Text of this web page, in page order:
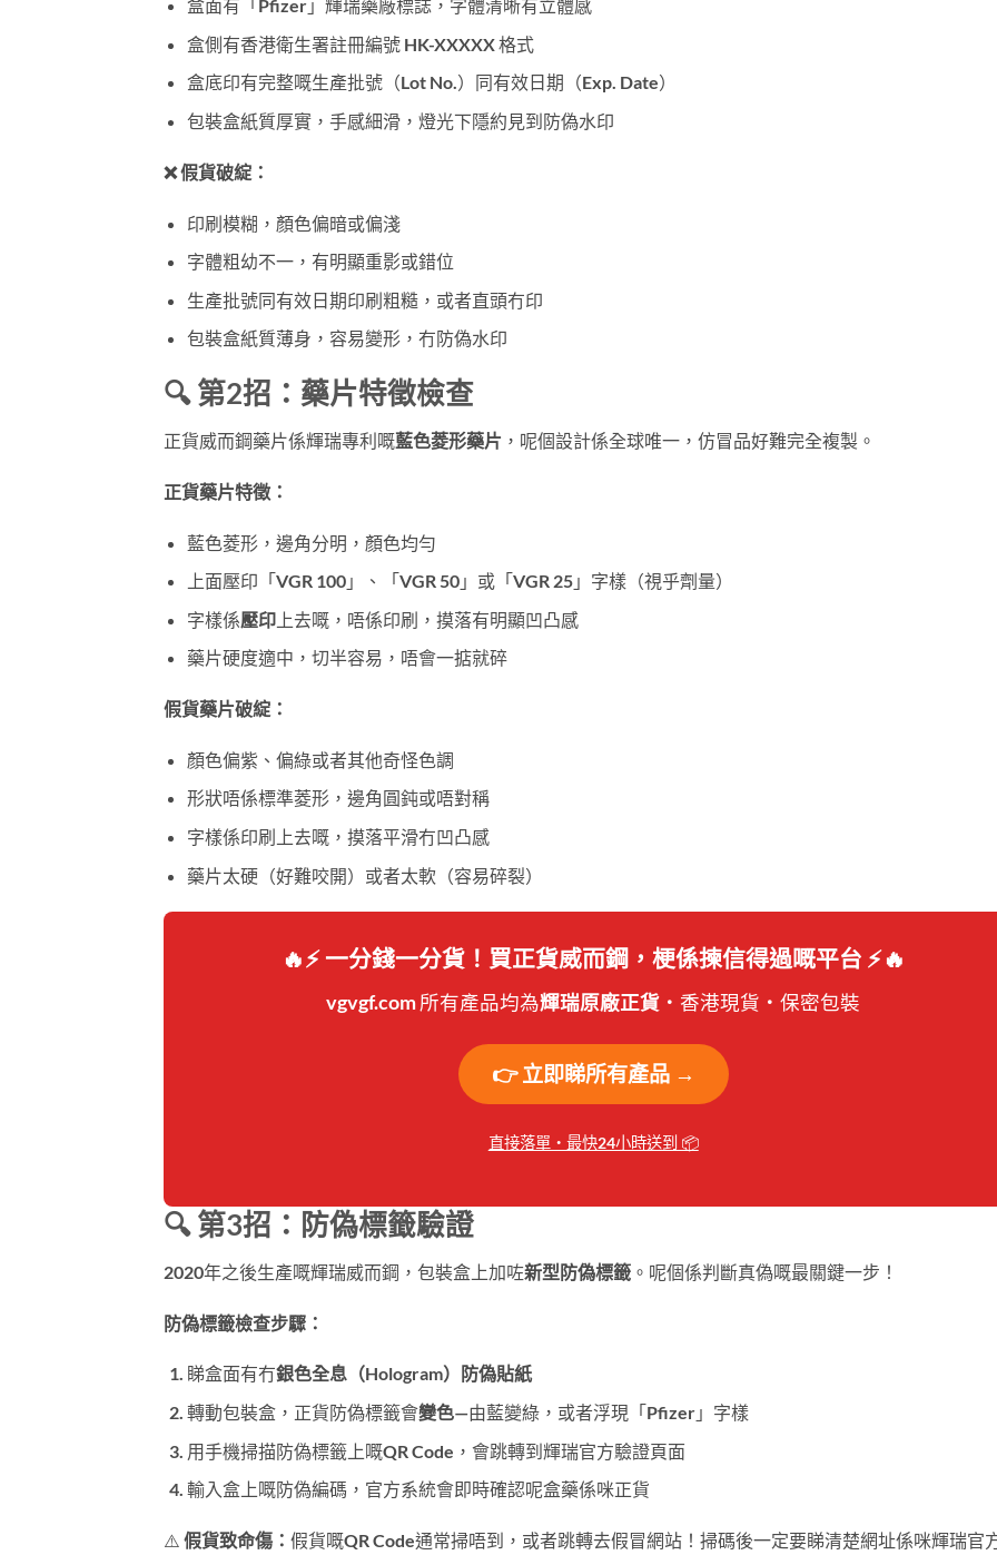
盒面有「Pfizer」輝瑞藥廠標誌，字體清晰有立體感
盒側有香港衛生署註冊編號 HK-XXXXX格式
盒底印有完整嘅生產批號（Lot No.）同有效日期（Exp. Date）
包裝盒紙質厚實，手感細滑，燈光下隱約見到防偽水印
❌ 假貨破綻：
印刷模糊，顏色偏暗或偏淺
字體粗幼不一，有明顯重影或錯位
生產批號同有效日期印刷粗糙，或者直頭冇印
包裝盒紙質薄身，容易變形，冇防偽水印
🔍 第2招：藥片特徵檢查
正貨威而鋼藥片係輝瑞專利嘅藍色菱形藥片 ，呢個設計係全球唯一，仿冒品好難完全複製。
正貨藥片特徵：
藍色菱形，邊角分明，顏色均勻
上面壓印「VGR 100」、「VGR 50」或「VGR 25」字樣（視乎劑量）
字樣係壓印上去嘅，唔係印刷，摸落有明顯凹凸感
藥片硬度適中，切半容易，唔會一掂就碎
假貨藥片破綻：
顏色偏紫、偏綠或者其他奇怪色調
形狀唔係標準菱形，邊角圓鈍或唔對稱
字樣係印刷上去嘅，摸落平滑冇凹凸感
藥片太硬（好難咬開）或者太軟（容易碎裂）
🔥⚡ 一分錢一分貨！買正貨威而鋼，梗係揀信得過嘅平台 ⚡🔥
vgvgf.com 所有產品均為輝瑞原廠正貨 ・香港現貨・保密包裝
👉 立即睇所有產品 →
直接落單・最快24小時送到 📦
🔍 第3招：防偽標籤驗證
2020年之後生產嘅輝瑞威而鋼，包裝盒上加咗新型防偽標籤 。呢個係判斷真偽嘅最關鍵一步！
防偽標籤檢查步驟：
睇盒面有冇銀色全息（Hologram）防偽貼紙
轉動包裝盒，正貨防偽標籤會變色—由藍變綠，或者浮現「Pfizer」字樣
用手機掃描防偽標籤上嘅QR Code，會跳轉到輝瑞官方驗證頁面
輸入盒上嘅防偽編碼，官方系統會即時確認呢盒藥係咪正貨
⚠️ 假貨致命傷： 假貨嘅QR Code通常掃唔到，或者跳轉去假冒網站！掃碼後一定要睇清楚網址係咪輝瑞官